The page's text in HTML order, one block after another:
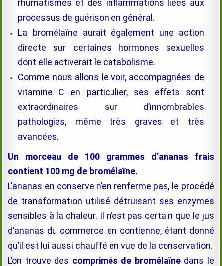
rhumatismes et des inflammations liées aux
processus de guérison en général.
La bromélaïne aurait également une action
directe sur certaines hormones sexuelles
dont elle activerait le catabolisme.
Comme nous allons le voir, accompagnées de
vitamine C en particulier, ses effets sont
extraordinaires sur d’innombrables
pathologies, même très graves et très
avancées.
Un morceau de 100 grammes d’ananas frais
contient 100 mg de bromélaïne.
L’ananas en conserve n’en renferme pas, le procédé
de transformation utilisé détruisant ses enzymes
sensibles à la chaleur. Il n’est pas certain que le jus
d’ananas du commerce en contienne, étant donné
qu’il est lui aussi chauffé en vue de la conservation.
L’on trouve des comprimés de bromélaïnedans le